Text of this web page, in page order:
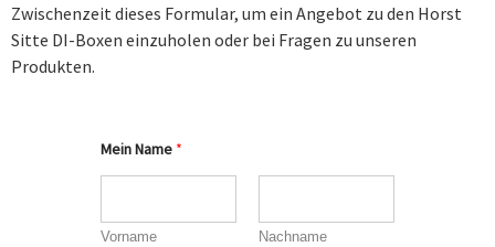
Zwischenzeit dieses Formular, um ein Angebot zu den Horst
Sitte DI-Boxen einzuholen oder bei Fragen zu unseren
Produkten.
Mein Name *
Vorname Nachname